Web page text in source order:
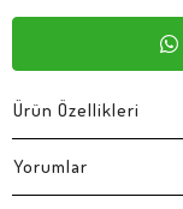
Ürün Özellikleri
Yorumlar